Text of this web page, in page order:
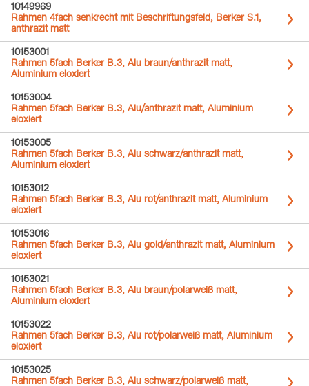
10149969
Rahmen 4fach senkrecht mit Beschriftungsfeld, Berker S.1,
anthrazit matt
10153001
Rahmen 5fach Berker B.3, Alu braun/anthrazit matt,
Aluminium eloxiert
10153004
Rahmen 5fach Berker B.3, Alu/anthrazit matt, Aluminium
eloxiert
10153005
Rahmen 5fach Berker B.3, Alu schwarz/anthrazit matt,
Aluminium eloxiert
10153012
Rahmen 5fach Berker B.3, Alu rot/anthrazit matt, Aluminium
eloxiert
10153016
Rahmen 5fach Berker B.3, Alu gold/anthrazit matt, Aluminium
eloxiert
10153021
Rahmen 5fach Berker B.3, Alu braun/polarweiß matt,
Aluminium eloxiert
10153022
Rahmen 5fach Berker B.3, Alu rot/polarweiß matt, Aluminium
eloxiert
10153025
Rahmen 5fach Berker B.3, Alu schwarz/polarweiß matt,